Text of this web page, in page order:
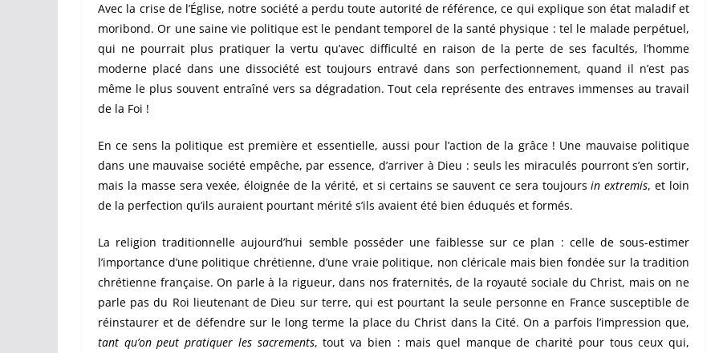
Avec la crise de l’Église, notre société a perdu toute autorité de référence, ce qui explique son état maladif et
moribond. Or une saine vie politique est le pendant temporel de la santé physique : tel le malade perpétuel,
qui ne pourrait plus pratiquer la vertu qu’avec difficulté en raison de la perte de ses facultés, l’homme
moderne placé dans une dissociété est toujours entravé dans son perfectionnement, quand il n’est pas
même le plus souvent entraîné vers sa dégradation. Tout cela représente des entraves immenses au travail
de la Foi !
En ce sens la politique est première et essentielle, aussi pour l’action de la grâce ! Une mauvaise politique
dans une mauvaise société empêche, par essence, d’arriver à Dieu : seuls les miraculés pourront s’en sortir,
mais la masse sera vexée, éloignée de la vérité, et si certains se sauvent ce sera toujoursin extremis, et loin
de la perfection qu’ils auraient pourtant mérité s’ils avaient été bien éduqués et formés.
La religion traditionnelle aujourd’hui semble posséder une faiblesse sur ce plan : celle de sous-estimer
l’importance d’une politique chrétienne, d’une vraie politique, non cléricale mais bien fondée sur la tradition
chrétienne française. On parle à la rigueur, dans nos fraternités, de la royauté sociale du Christ, mais on ne
parle pas du Roi lieutenant de Dieu sur terre, qui est pourtant la seule personne en France susceptible de
réinstaurer et de défendre sur le long terme la place du Christ dans la Cité. On a parfois l’impression que,
tant qu’on peut pratiquer les sacrements, tout va bien : mais quel manque de charité pour tous ceux qui,